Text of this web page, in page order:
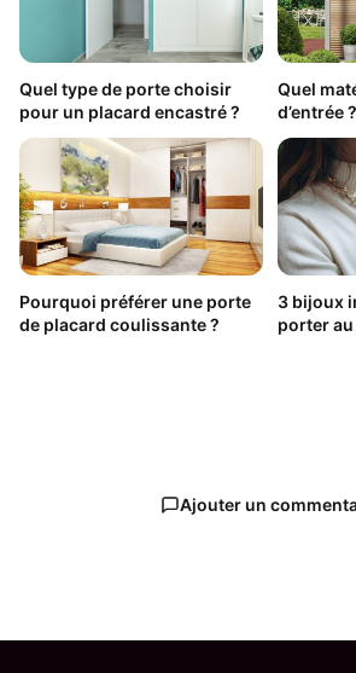
Quel type de porte choisir
pour un placard encastré ?
Quel
d’entrée ?
Pourquoi préférer une porte
de placard coulissante ?
3 bijoux
porter
Ajouter un